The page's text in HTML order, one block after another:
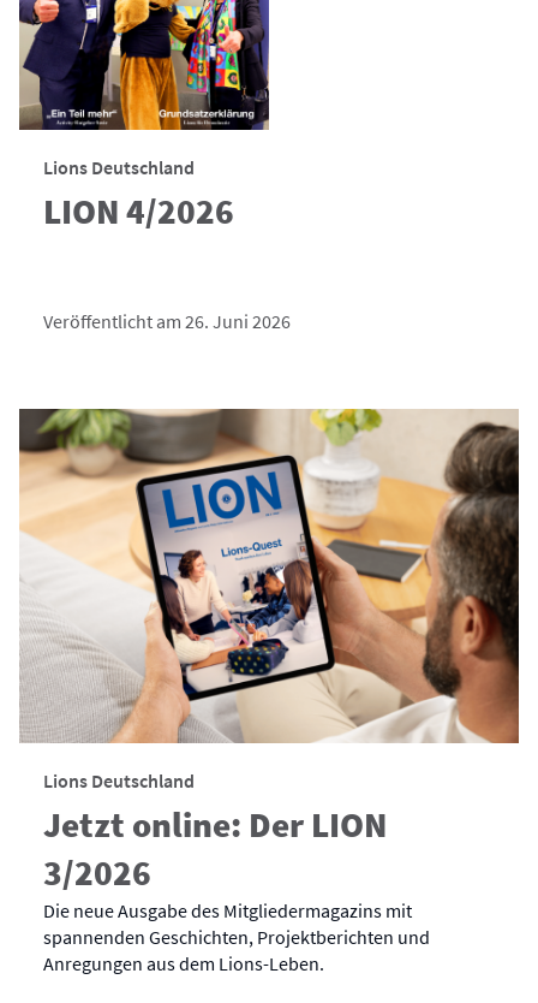
Lions Deutschland
LION 4/2026
Veröffentlicht am 26. Juni 2026
Lions Deutschland
Jetzt online: Der LION
3/2026
Die neue Ausgabe des Mitgliedermagazins mit
spannenden Geschichten, Projektberichten und
Anregungen aus dem Lions-Leben.